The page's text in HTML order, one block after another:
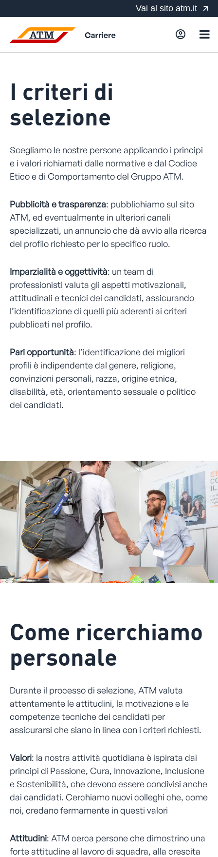
Vai al sito atm.it
I criteri di
selezione
Scegliamo le nostre persone applicando i principi
e i valori richiamati dalle normative e dal Codice
Etico e di Comportamento del Gruppo ATM.
Pubblicità e trasparenza: pubblichiamo sul sito
ATM, ed eventualmente in ulteriori canali
specializzati, un annuncio che dà avvio alla ricerca
del profilo richiesto per lo specifico ruolo.
Imparzialità e oggettività: un team di
professionisti valuta gli aspetti motivazionali,
attitudinali e tecnici dei candidati, assicurando
l’identificazione di quelli più aderenti ai criteri
pubblicati nel profilo.
Pari opportunità: l’identificazione dei migliori
profili è indipendente dal genere, religione,
convinzioni personali, razza, origine etnica,
disabilità, età, orientamento sessuale o politico
dei candidati.
Come ricerchiamo
personale
Durante il processo di selezione, ATM valuta
attentamente le attitudini, la motivazione e le
competenze tecniche dei candidati per
assicurarsi che siano in linea con i criteri richiesti.
Valori: la nostra attività quotidiana è ispirata dai
principi di Passione, Cura, Innovazione, Inclusione
e Sostenibilità, che devono essere condivisi anche
dai candidati. Cerchiamo nuovi colleghi che, come
noi, credano fermamente in questi valori
Attitudini: ATM cerca persone che dimostrino una
forte attitudine al lavoro di squadra, alla crescita